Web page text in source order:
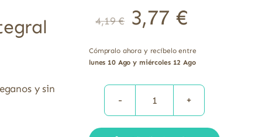
y sin
4,19€ 3,77 €
Cómpralo ahora y recíbelo entre
lunes 10 Ago y miércoles 12 Ago
Copos